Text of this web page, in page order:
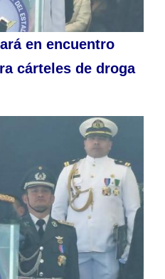
en encuentro
cárteles de droga